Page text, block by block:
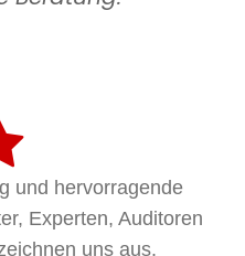
und hervorragende
Experten, Auditoren
uns aus.